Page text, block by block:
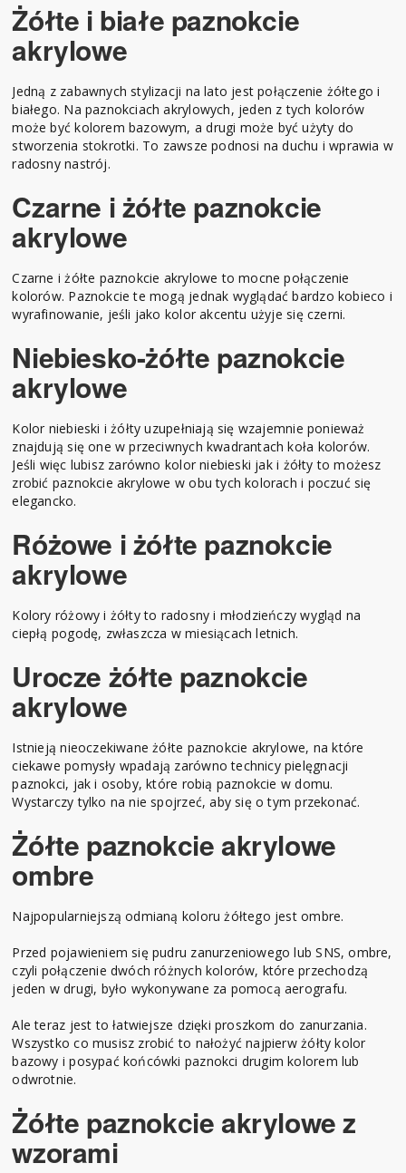
Żółte i białe paznokcie
akrylowe
Jedną z zabawnych stylizacji na lato jest połączenie żółtego i
białego. Na paznokciach akrylowych, jeden z tych kolorów
może być kolorem bazowym, a drugi może być użyty do
stworzenia stokrotki. To zawsze podnosi na duchu i wprawia w
radosny nastrój.
Czarne i żółte paznokcie
akrylowe
Czarne i żółte paznokcie akrylowe to mocne połączenie
kolorów. Paznokcie te mogą jednak wyglądać bardzo kobieco i
wyrafinowanie, jeśli jako kolor akcentu użyje się czerni.
Niebiesko-żółte paznokcie
akrylowe
Kolor niebieski i żółty uzupełniają się wzajemnie ponieważ
znajdują się one w przeciwnych kwadrantach koła kolorów.
Jeśli więc lubisz zarówno kolor niebieski jak i żółty to możesz
zrobić paznokcie akrylowe w obu tych kolorach i poczuć się
elegancko.
Różowe i żółte paznokcie
akrylowe
Kolory różowy i żółty to radosny i młodzieńczy wygląd na
ciepłą pogodę, zwłaszcza w miesiącach letnich.
Urocze żółte paznokcie
akrylowe
Istnieją nieoczekiwane żółte paznokcie akrylowe, na które
ciekawe pomysły wpadają zarówno technicy pielęgnacji
paznokci, jak i osoby, które robią paznokcie w domu.
Wystarczy tylko na nie spojrzeć, aby się o tym przekonać.
Żółte paznokcie akrylowe
ombre
Najpopularniejszą odmianą koloru żółtego jest ombre.
Przed pojawieniem się pudru zanurzeniowego lub SNS, ombre,
czyli połączenie dwóch różnych kolorów, które przechodzą
jeden w drugi, było wykonywane za pomocą aerografu.
Ale teraz jest to łatwiejsze dzięki proszkom do zanurzania.
Wszystko co musisz zrobić to nałożyć najpierw żółty kolor
bazowy i posypać końcówki paznokci drugim kolorem lub
odwrotnie.
Żółte paznokcie akrylowe z
wzorami